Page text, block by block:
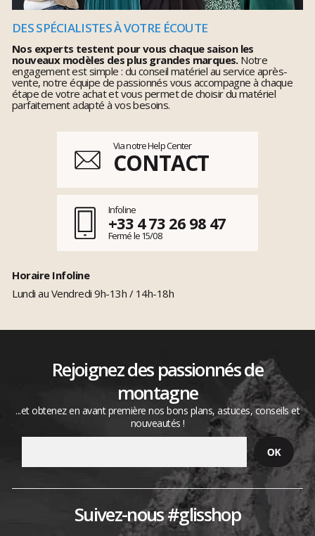
DES SPÉCIALISTES À VOTRE ÉCOUTE
Nos experts testent pour vous chaque saison les
nouveaux modèles des plus grandes marques.Notre
engagement est simple : du conseil matériel au service après-
vente, notre équipe de passionnés vous accompagne à chaque
étape de votre achat et vous permet de choisir du matériel
parfaitement adapté à vos besoins.
Via notre Help Center
CONTACT
Infoline
+33 4 73 26 98 47
Fermé le 15/08
Horaire Infoline
Lundi au Vendredi 9h-13h / 14h-18h
Rejoignez des passionnés de
montagne
...et obtenez en avant première nos bons plans, astuces, conseils et
nouveautés !
Suivez-nous #glisshop